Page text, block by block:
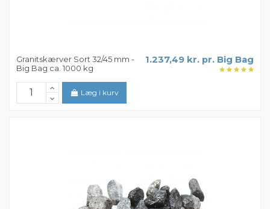
Granitskærver Sort 32/45 mm -
Big Bag ca. 1000 kg
1.237,49 kr. pr. Big Bag
Læg i kurv